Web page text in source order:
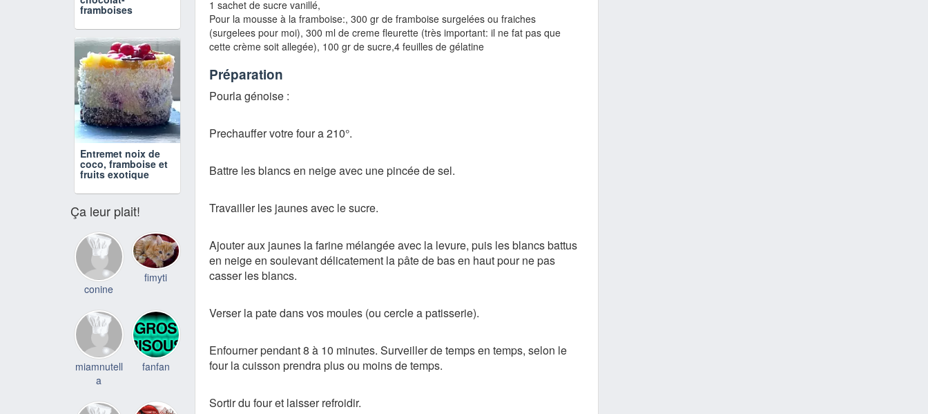
1 sachet de sucre vanillé,
Pour la mousse à la framboise:, 300 gr de framboise surgelées ou fraiches
(surgelees pour moi), 300 ml de creme fleurette (très important: il ne fat pas que
cette crème soit allegée), 100 gr de sucre,4 feuilles de gélatine
Préparation
Pourla génoise :
Prechauffer votre four a 210°.
Battre les blancs en neige avec une pincée de sel.
Travailler les jaunes avec le sucre.
Ajouter aux jaunes la farine mélangée avec la levure, puis les blancs battus
en neige en soulevant délicatement la pâte de bas en haut pour ne pas
casser les blancs.
Verser la pate dans vos moules (ou cercle a patisserie).
Enfourner pendant 8 à 10 minutes. Surveiller de temps en temps, selon le
four la cuisson prendra plus ou moins de temps.
Sortir du four et laisser refroidir.
framboises
Entremet noix de
coco, framboise et
fruits exotique
Ça leur plait!
conine
fimyti
miamnutell
a
fanfan